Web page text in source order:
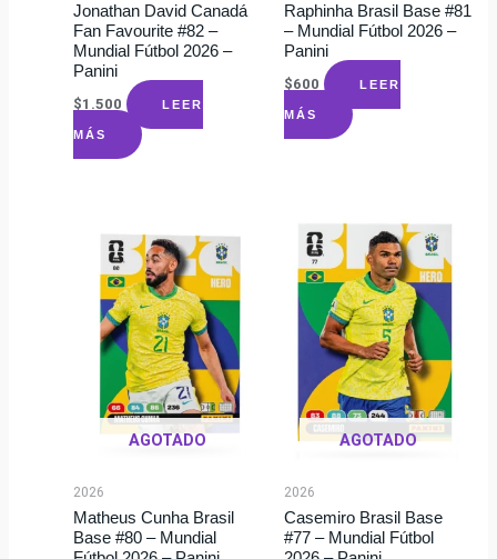
Jonathan David Canadá
Fan Favourite #82 –
Mundial Fútbol 2026 –
Panini
$1.500 LEER
MÁS
Raphinha Brasil Base #81
– Mundial Fútbol 2026 –
Panini
$600 LEER
MÁS
AGOTADO
2026
Matheus Cunha Brasil
Base #80 – Mundial
AGOTADO
2026
Casemiro Brasil Base
#77 – Mundial Fútbol